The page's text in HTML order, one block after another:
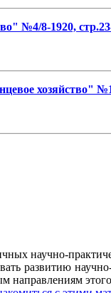
№4/8-1920,
хозяйство"
научно-
развитию